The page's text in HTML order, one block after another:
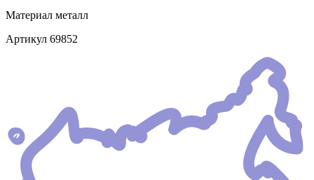
Материал металл
Артикул 69852